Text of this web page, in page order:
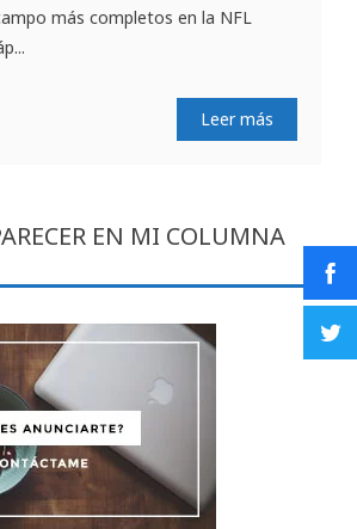
más completos en la NFL
Leer más
EN MI COLUMNA